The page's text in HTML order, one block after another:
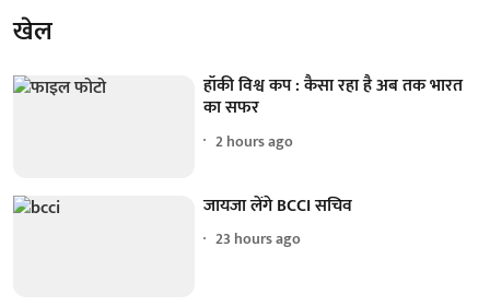
खेल
हॉकी विश्व कप : कैसा रहा है अब तक भारत
का सफर
2 hours ago
जायजा लेंगे BCCI सचिव
23 hours ago